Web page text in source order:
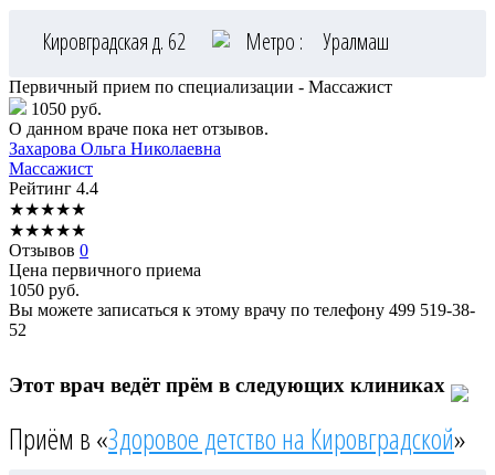
Кировградская д. 62 Метро : Уралмаш
Первичный прием по специализации - Массажист
1050 руб.
О данном враче пока нет отзывов.
Захарова Ольга Николаевна
Массажист
Рейтинг 4.4
★★★★★
★★★★★
Отзывов 0
Цена первичного приема
1050 руб.
Вы можете записаться к этому врачу по телефону 499 519-38-
52
Этот врач ведёт прём в следующих клиниках
Приём в «Здоровое детство на Кировградской»